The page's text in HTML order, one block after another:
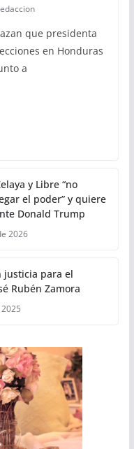
que presidenta
en Honduras
a
y Libre “no
el poder” y quiere
Donald Trump
2026
justicia para el
Rubén Zamora